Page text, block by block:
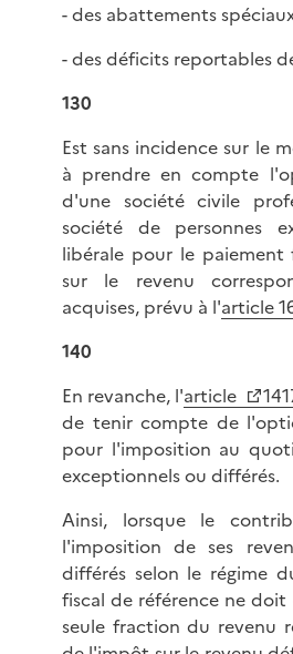
- des abattements
- des déficits reportables
130
Est sans incidence sur le
à prendre en compte
d'une société civile
société de personnes
libérale pour le
sur le revenu
acquises, prévu à l'article
140
En revanche, l'article
de tenir compte de
pour l'imposition au
exceptionnels ou différés.
Ainsi, lorsque le
l'imposition de ses
différés selon le régime
fiscal de référence ne
seule fraction du revenu